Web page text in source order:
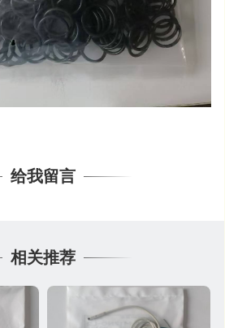
给我留言
相关推荐